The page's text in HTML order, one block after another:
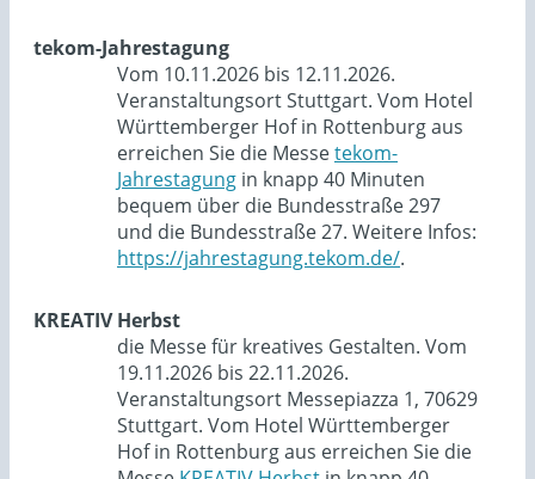
tekom-Jahrestagung
Vom 10.11.2026 bis 12.11.2026.
Veranstaltungsort Stuttgart. Vom Hotel
Württemberger Hof in Rottenburg aus
erreichen Sie die Messetekom-
Jahrestagung in knapp 40 Minuten
bequem über die Bundesstraße 297
und die Bundesstraße 27. Weitere Infos:
https://jahrestagung.tekom.de/.
KREATIV Herbst
die Messe für kreatives Gestalten. Vom
19.11.2026 bis 22.11.2026.
Veranstaltungsort Messepiazza 1, 70629
Stuttgart. Vom Hotel Württemberger
Hof in Rottenburg aus erreichen Sie die